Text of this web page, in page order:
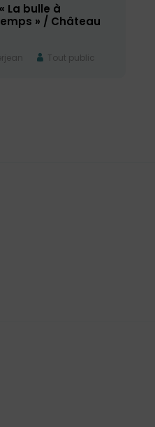
La bulle à
» / Château
Tout public